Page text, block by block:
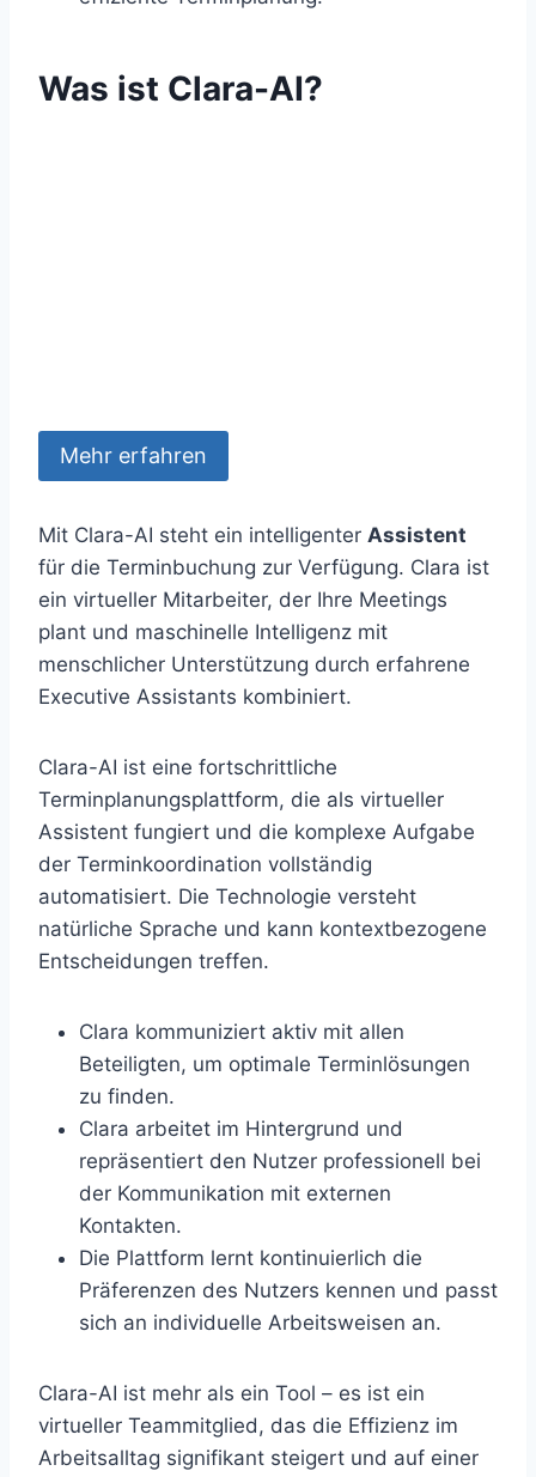
Was ist Clara-AI?
Mehr erfahren
Mit Clara-AI steht ein intelligenter Assistent
für die Terminbuchung zur Verfügung. Clara ist
ein virtueller Mitarbeiter, der Ihre Meetings
plant und maschinelle Intelligenz mit
menschlicher Unterstützung durch erfahrene
Executive Assistants kombiniert.
Clara-AI ist eine fortschrittliche
Terminplanungsplattform, die als virtueller
Assistent fungiert und die komplexe Aufgabe
der Terminkoordination vollständig
automatisiert. Die Technologie versteht
natürliche Sprache und kann kontextbezogene
Entscheidungen treffen.
Clara kommuniziert aktiv mit allen
Beteiligten, um optimale Terminlösungen
zu finden.
Clara arbeitet im Hintergrund und
repräsentiert den Nutzer professionell bei
der Kommunikation mit externen
Kontakten.
Die Plattform lernt kontinuierlich die
Präferenzen des Nutzers kennen und passt
sich an individuelle Arbeitsweisen an.
Clara-AI ist mehr als ein Tool – es ist ein
virtueller Teammitglied, das die Effizienz im
Arbeitsalltag signifikant steigert und auf einer